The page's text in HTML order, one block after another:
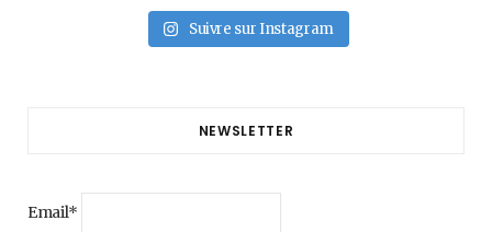
Suivre sur Instagram
NEWSLETTER
Email*